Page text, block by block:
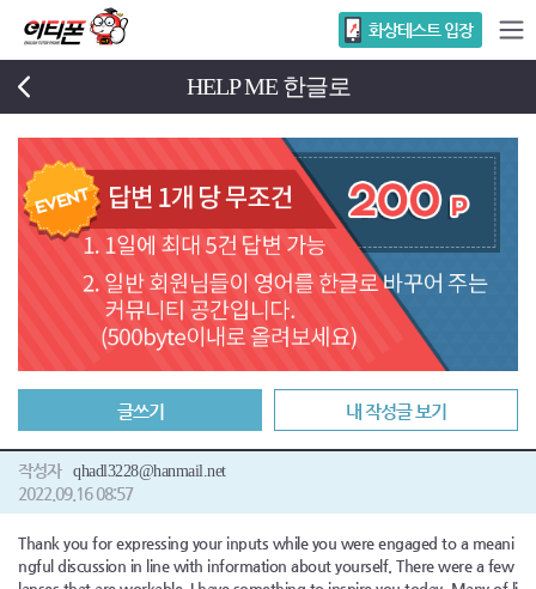
화상테스트 입장
HELP ME 한글로
글쓰기 내 작성글 보기
작성자 qhadl3228@hanmail.net
2022.09.16 08:57
Thank you for expressing your inputs while you were engaged to a meani
ngful discussion in line with information about yourself. There were a few